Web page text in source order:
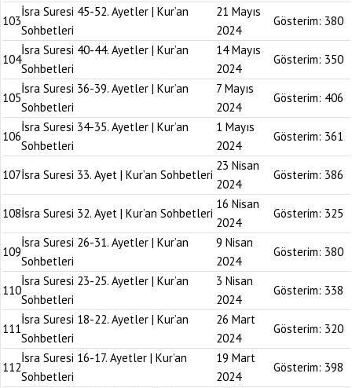
103
İsra Suresi 45-52. Ayetler | Kur’an
Sohbetleri
21 Mayıs
2024
Gösterim: 380
104
İsra Suresi 40-44. Ayetler | Kur’an
Sohbetleri
14 Mayıs
2024
Gösterim: 350
105
İsra Suresi 36-39. Ayetler | Kur’an
Sohbetleri
7 Mayıs
2024
Gösterim: 406
106
İsra Suresi 34-35. Ayetler | Kur’an
Sohbetleri
1 Mayıs
2024
Gösterim: 361
107İsra Suresi 33. Ayet | Kur’an Sohbetleri
23 Nisan
2024
Gösterim: 386
108İsra Suresi 32. Ayet | Kur’an Sohbetleri
16 Nisan
2024
Gösterim: 325
109
İsra Suresi 26-31. Ayetler | Kur’an
Sohbetleri
9 Nisan
2024
Gösterim: 380
110
İsra Suresi 23-25. Ayetler | Kur’an
Sohbetleri
3 Nisan
2024
Gösterim: 338
111
İsra Suresi 18-22. Ayetler | Kur’an
Sohbetleri
26 Mart
2024
Gösterim: 320
112
İsra Suresi 16-17. Ayetler | Kur’an
Sohbetleri
19 Mart
2024
Gösterim: 398